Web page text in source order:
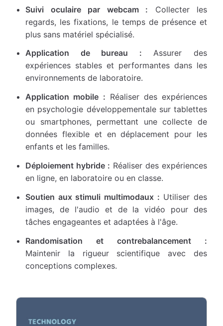
Suivi oculaire par webcam : Collecter les
regards, les fixations, le temps de présence et
plus sans matériel spécialisé.
Application de bureau : Assurer des
expériences stables et performantes dans les
environnements de laboratoire.
Application mobile : Réaliser des expériences
en psychologie développementale sur tablettes
ou smartphones, permettant une collecte de
données flexible et en déplacement pour les
enfants et les familles.
Déploiement hybride : Réaliser des expériences
en ligne, en laboratoire ou en classe.
Soutien aux stimuli multimodaux : Utiliser des
images, de l'audio et de la vidéo pour des
tâches engageantes et adaptées à l'âge.
Randomisation et contrebalancement :
Maintenir la rigueur scientifique avec des
conceptions complexes.